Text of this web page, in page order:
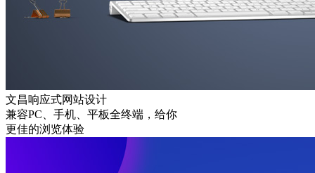
文昌响应式网站设计
兼容PC、手机、平板全终端，给你
更佳的浏览体验